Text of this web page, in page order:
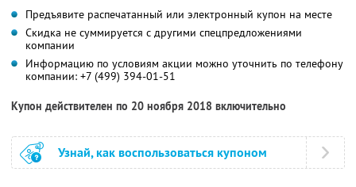
Предъявите распечатанный или электронный купон на месте
Скидка не суммируется с другими спецпредложениями
компании
Информацию по условиям акции можно уточнить по телефону
компании: +7 (499) 394-01-51
Купон действителен по 20 ноября 2018 включительно
Узнай, как воспользоваться купоном